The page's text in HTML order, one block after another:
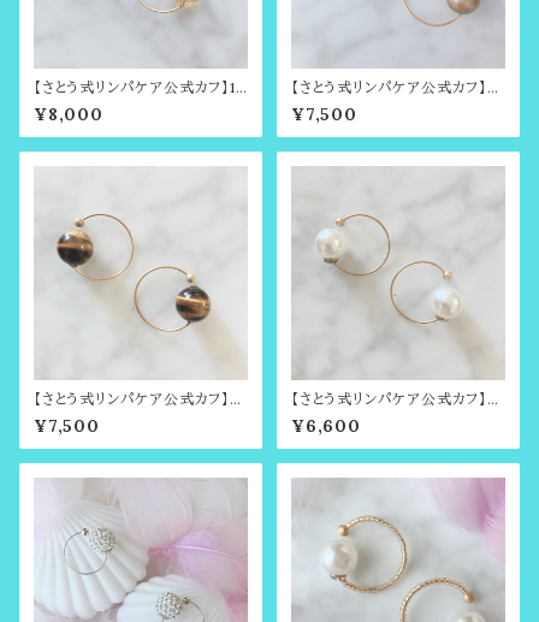
【さとう式リンパケア公式カフ】11
月の誕生石・金運・商売繁盛で
人気のファントムシトリン・さとう
式リンパケアのイヤーカフ（ビュ
¥8,000
【さとう式リンパケア公式カフ】ゴ
ールデンタイガーアイのシンプル
カフ・さとう式イヤーカフ（ビュー
ティーカフ）、ララアップやイヤー
¥7,500
【さとう式リンパケア公式カフ】タ
イガーアイのシンプルカフ・さとう
式リンパケアの理論に基づいた
イヤーカフ（ビューティーカフ）さ
¥7,500
【さとう式リンパケア公式カフ】2
色展開シンプルカフ・ビューティ
ーカフ（さとう式イヤーカフ）ララ
アップやイヤーフープ、クリップア
¥6,600